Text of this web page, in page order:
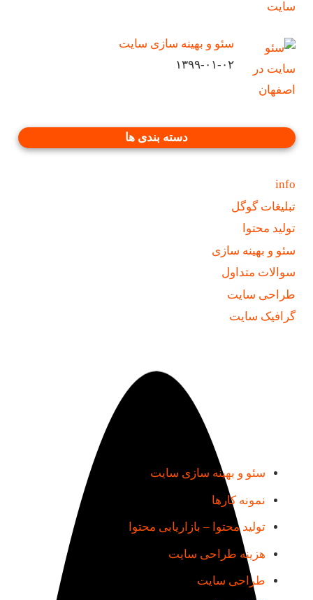
سئو و بهینه سازی سایت
۱۳۹۹-۰۱-۰۲
دسته بندی ها
info
تبلیغات گوگل
تولید محتوا
سئو و بهینه سازی
سوالات متداول
طراحی سایت
گرافیک سایت
سئو و بهینه سازی سایت
نمونه کارها
تولید محتوا – بازاریابی محتوا
هزینه طراحی سایت
طراحی سایت